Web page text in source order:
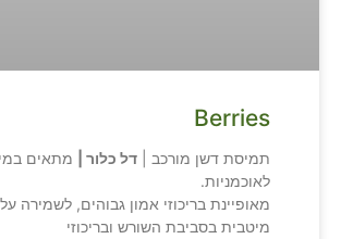
Berries
תמיסת דשן מורכב | דל כלור |
מתאים
לאוכמניות.
מאופיינת בריכוזי אמון גבוהים, לשמירה
מיטבית בסביבת השורש ובריכוזי